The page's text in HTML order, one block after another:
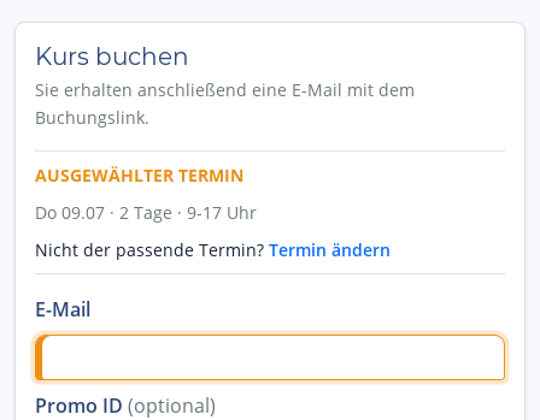
Kurs buchen
Sie erhalten anschließend eine E-Mail mit dem
Buchungslink.
AUSGEWÄHLTER TERMIN
Do 09.07 · 2 Tage · 9-17 Uhr
Nicht der passende Termin? Termin ändern
E-Mail
Promo ID (optional)